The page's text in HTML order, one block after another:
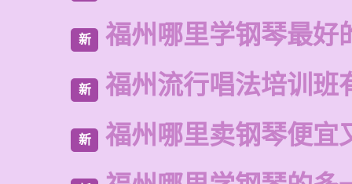
新 福州哪里学钢琴最好
新 福州流行唱法培训班
新 福州哪里卖钢琴便宜